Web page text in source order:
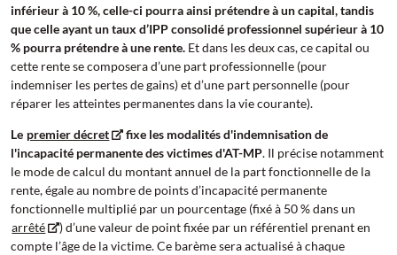
inférieur à 10 %, celle-ci pourra ainsi prétendre à un capital, tandis
que celle ayant un taux d’IPP consolidé professionnel supérieur à 10
% pourra prétendre à une rente. Et dans les deux cas, ce capital ou
cette rente se composera d’une part professionnelle (pour
indemniser les pertes de gains) et d’une part personnelle (pour
réparer les atteintes permanentes dans la vie courante).
Le premier décret
fixe les modalités d'indemnisation de
l'incapacité permanente des victimes d'AT-MP. Il précise notamment
le mode de calcul du montant annuel de la part fonctionnelle de la
rente, égale au nombre de points d’incapacité permanente
fonctionnelle multiplié par un pourcentage (fixé à 50 % dans un
arrêté
) d’une valeur de point fixée par un référentiel prenant en
compte l’âge de la victime. Ce barème sera actualisé à chaque